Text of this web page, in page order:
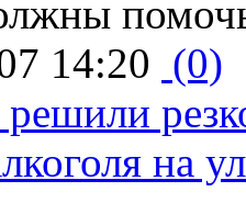
14:20 (0)
на